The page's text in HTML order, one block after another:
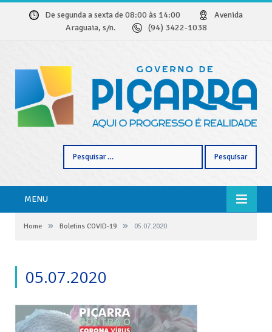
De segunda a sexta de 08:00 às 14:00
Avenida
Araguaia, s/n.
(94) 3422-1038
MENU
Home » Boletins COVID-19 » 05.07.2020
05.07.2020